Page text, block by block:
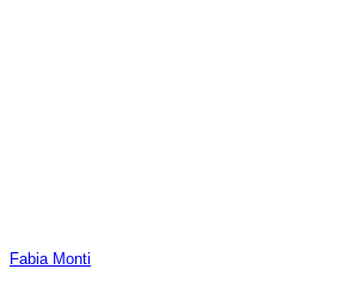
Fabia Monti